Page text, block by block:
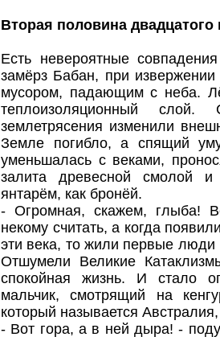
Вторая половина
Есть невероятные
замёрз Бабан, при
мусором, падающим с неба.
теплоизоляционный
землетрясения изменили
Земле погибло, а спящий
уменьшалась с веками,
залита древесной смолой
янтарём, как бронёй.
- Огромная, скажем, глыба!
некому считать, а когда
эти века, то жили первые люди
Отшумели Великие
спокойная жизнь. И стало
мальчик, смотрящий на
который называется
- Вот гора, а в ней дыра! -